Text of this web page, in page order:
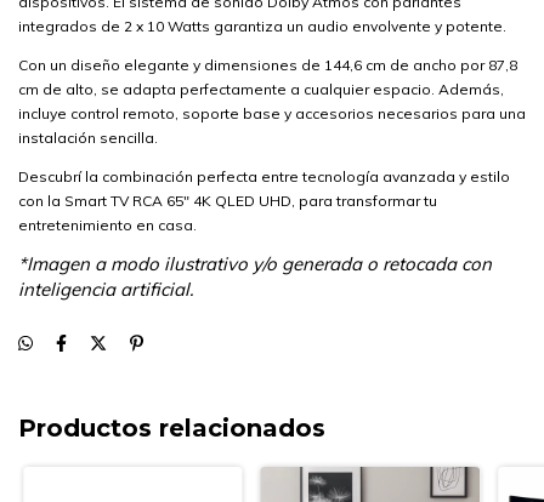
integrados de 2 x 10 Watts garantiza un audio envolvente y potente.
Con un diseño elegante y dimensiones de 144,6 cm de ancho por 87,8
cm de alto, se adapta perfectamente a cualquier espacio. Además,
incluye control remoto, soporte base y accesorios necesarios para una
instalación sencilla.
Descubrí la combinación perfecta entre tecnología avanzada y estilo
con la Smart TV RCA 65" 4K QLED UHD, para transformar tu
entretenimiento en casa.
*Imagen a modo ilustrativo y/o generada o retocada con
inteligencia artificial.
Productos relacionados